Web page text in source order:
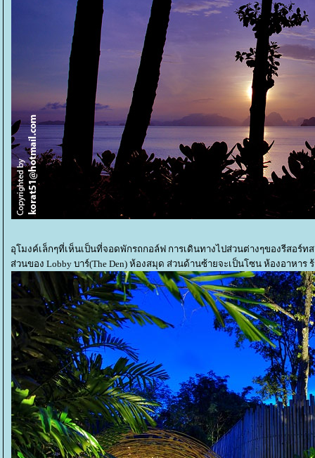
อุโมงค์เล็กๆที่เห็นเป็นที่จอดพักรถกอล์ฟ การเดินทางไปส่วนต่างๆของรีสอร์
ส่วนของ Lobby บาร์(The Den) ห้องสมุด ส่วนด้านซ้ายจะเป็นโซน ห้องอาหาร